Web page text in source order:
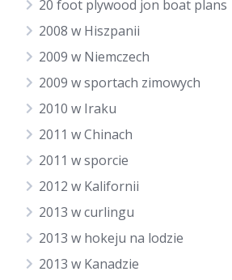
20 foot plywood jon boat plans
2008 w Hiszpanii
2009 w Niemczech
2009 w sportach zimowych
2010 w Iraku
2011 w Chinach
2011 w sporcie
2012 w Kalifornii
2013 w curlingu
2013 w hokeju na lodzie
2013 w Kanadzie